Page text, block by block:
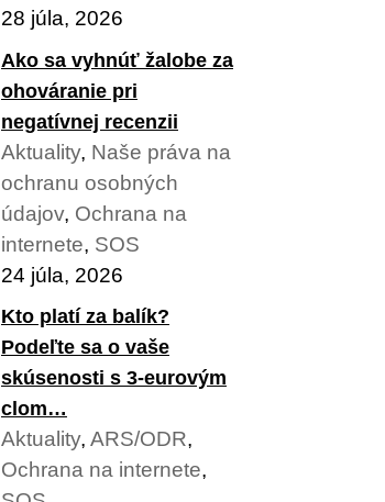
28 júla, 2026
Ako sa vyhnúť žalobe za
ohováranie pri
negatívnej recenzii
Aktuality, Naše práva na
ochranu osobných
údajov, Ochrana na
internete, SOS
24 júla, 2026
Kto platí za balík?
Podeľte sa o vaše
skúsenosti s 3-eurovým
clom…
Aktuality, ARS/ODR,
Ochrana na internete,